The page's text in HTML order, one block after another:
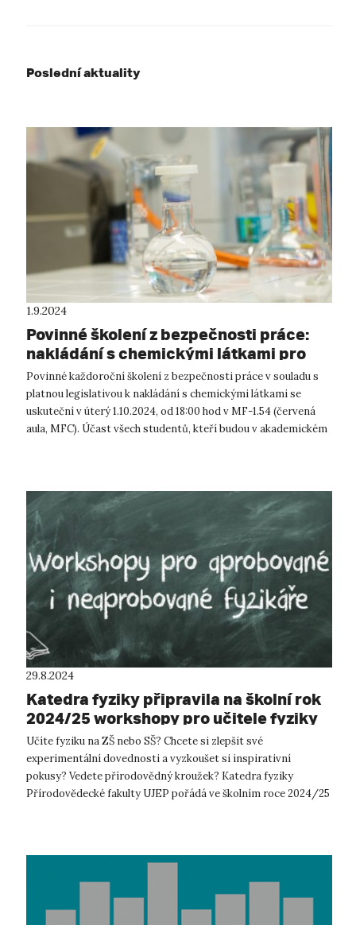
Poslední aktuality
1.9.2024
Povinné školení z bezpečnosti práce:
nakládání s chemickými látkami pro
akademický rok 2024/2025
Povinné každoroční školení z bezpečnosti práce v souladu s
platnou legislativou k nakládání s chemickými látkami se
uskuteční v úterý 1.10.2024, od 18:00 hod v MF-1.54 (červená
aula, MFC). Účast všech studentů, kteří budou v akademickém
29.8.2024
Katedra fyziky připravila na školní rok
2024/25 workshopy pro učitele fyziky
Učíte fyziku na ZŠ nebo SŠ? Chcete si zlepšit své
experimentální dovednosti a vyzkoušet si inspirativní
pokusy? Vedete přírodovědný kroužek? Katedra fyziky
Přírodovědecké fakulty UJEP pořádá ve školním roce 2024/25